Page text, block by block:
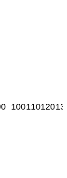
100110120